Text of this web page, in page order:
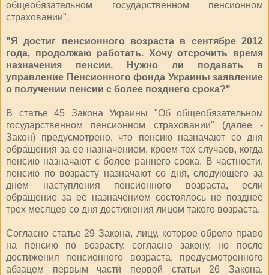
общеобязательном государственном пенсионном
страховании".
"Я достиг пенсионного возраста в сентябре 2012
года, продолжаю работать. Хочу отсрочить время
назначения пенсии. Нужно ли подавать в
управление Пенсионного фонда Украины заявление
о получении пенсии с более позднего срока?"
В статье 45 Закона Украины "Об общеобязательном
государственном пенсионном страховании" (далее -
Закон) предусмотрено, что пенсию назначают со дня
обращения за ее назначением, кроем тех случаев, когда
пенсию назначают с более раннего срока. В частности,
пенсию по возрасту назначают со дня, следующего за
днем наступления пенсионного возраста, если
обращение за ее назначением состоялось не позднее
трех месяцев со дня достижения лицом такого возраста.
Согласно статье 29 Закона, лицу, которое обрело право
на пенсию по возрасту, согласно закону, но после
достижения пенсионного возраста, предусмотренного
абзацем первым части первой статьи 26 Закона,